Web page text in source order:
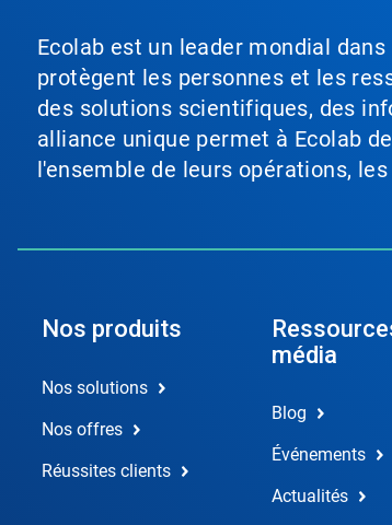
Ecolab est un leader mondial
protègent les personnes et les
des solutions scientifiques, des
alliance unique permet à Ecolab
l'ensemble de leurs opérations,
Nos produits
Nos solutions
Nos offres
Réussites clients
média
Blog
Événements
Actualités